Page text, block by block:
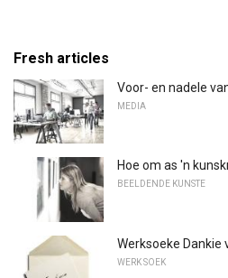
Fresh articles
Voor- en nadele
MEDIA
Hoe om as 'n
BEELDENDE KUNSTE
Werksoeke Dankie
WERK SOEK